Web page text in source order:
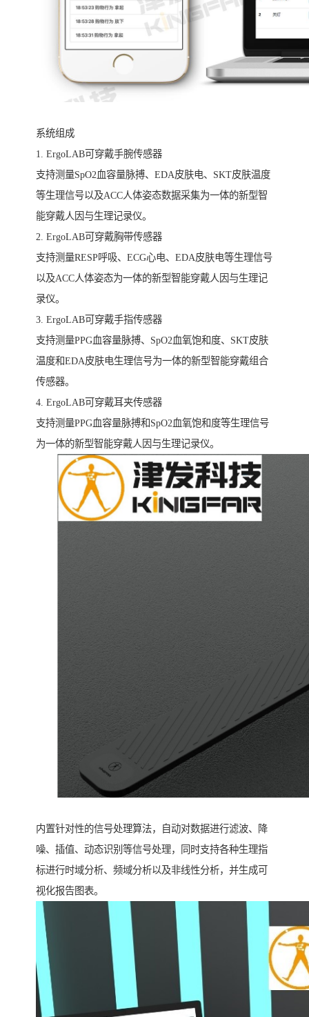
系统组成
1. ErgoLAB可穿戴手腕传感器
支持测量SpO2血容量脉搏、EDA皮肤电、SKT皮肤温度
等生理信号以及ACC人体姿态数据采集为一体的新型智
能穿戴人因与生理记录仪。
2. ErgoLAB可穿戴胸带传感器
支持测量RESP呼吸、ECG心电、EDA皮肤电等生理信号
以及ACC人体姿态为一体的新型智能穿戴人因与生理记
录仪。
3. ErgoLAB可穿戴手指传感器
支持测量PPG血容量脉搏、SpO2血氧饱和度、SKT皮肤
温度和EDA皮肤电生理信号为一体的新型智能穿戴组合
传感器。
4. ErgoLAB可穿戴耳夹传感器
支持测量PPG血容量脉搏和SpO2血氧饱和度等生理信号
为一体的新型智能穿戴人因与生理记录仪。
内置针对性的信号处理算法，自动对数据进行滤波、降
噪、插值、动态识别等信号处理，同时支持各种生理指
标进行时域分析、频域分析以及非线性分析，并生成可
视化报告图表。